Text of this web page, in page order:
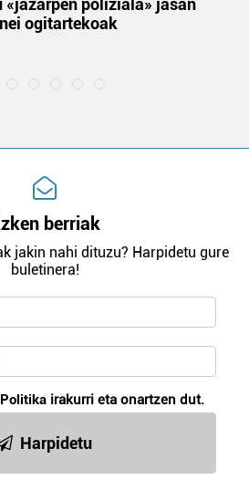
«jazarpen poliziala» jasan
ogitartekoak
berriak
jakin nahi dituzu? Harpidetu gure
buletinera!
irakurri eta onartzen dut.
Harpidetu